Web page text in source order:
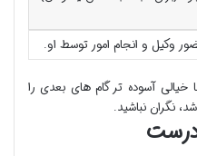
وکیل و انجام امور توسط او.
خیالی آسوده تر گام های بعدی را
نگران نباشید.
درست